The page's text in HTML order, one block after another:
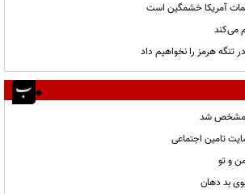
آمریکا خشمگین است
می‌کند
تنگه هرمز را نخواهیم داد
مشخص شد
تامین اجتماعی
و تو